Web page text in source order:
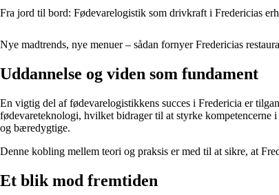
Fra jord til bord: Fødevarelogistik som drivkraft i Fredericias
Nye madtrends, nye menuer – sådan fornyer Fredericias
Uddannelse og viden som fundament
En vigtig del af fødevarelogistikkens succes i Fredericia er
fødevareteknologi, hvilket bidrager til at styrke
og bæredygtige.
Denne kobling mellem teori og praksis er med til at sikre, at
Et blik mod fremtiden